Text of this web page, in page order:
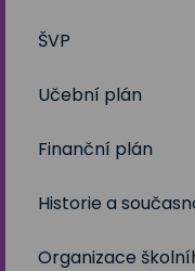
2024/2025
2023/2024
2022/2023
2021/2022
2020/2021
Volby 2017
Volby 2020
Volby 2023
ŠVP
Učební plán
Finanční plán
Historie a
Organizace